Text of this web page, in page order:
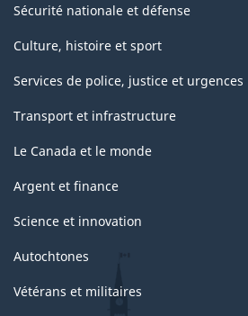
Sécurité nationale et défense
Culture, histoire et sport
Services de police, justice et urgences
Transport et infrastructure
Le Canada et le monde
Argent et finance
Science et innovation
Autochtones
Vétérans et militaires